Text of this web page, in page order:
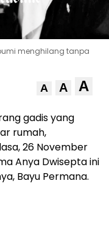
menghilang tanpa
A A A
gadis yang
rumah,
26 November
Anya Dwisepta ini
Bayu Permana.